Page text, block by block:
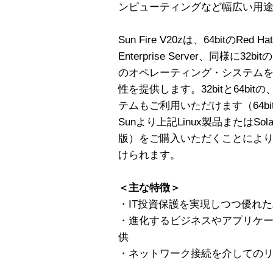
ンピューティングなど幅広い用
Sun Fire V20zは、64bitのRed
Enterprise Server、同様に32bit
のオペレーティング・システム
性を提供します。32bitと64bitの
テムもご利用いただけます（
Sunより上記Linux製品または
版）をご購入いただくことによ
けられます。
＜主な特徴＞
・IT投資保護を実現しつつ優れ
・進化するビジネスやアプリケ
供
・ネットワーク接続を介しての